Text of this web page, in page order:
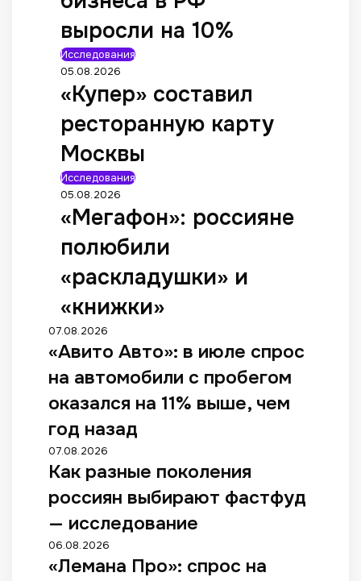
выросли на 10%
Исследования
05.08.2026
«Купер» составил
ресторанную карту
Москвы
Исследования
05.08.2026
«Мегафон»: россияне
полюбили
«раскладушки» и
«книжки»
07.08.2026
«Авито Авто»: в июле спрос
на автомобили с пробегом
оказался на 11% выше, чем
год назад
07.08.2026
Как разные поколения
россиян выбирают фастфуд
— исследование
06.08.2026
«Лемана Про»: спрос на